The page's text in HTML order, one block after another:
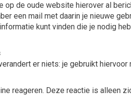
op de oude website hierover al
een mail met daarin je nieuwe
kunt vinden die je nodig
er niets: je gebruikt
reageren. Deze reactie is alleen